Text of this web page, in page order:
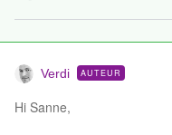
Verdi AUTEUR
Hi Sanne,